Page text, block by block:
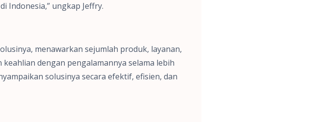
Indonesia,” ungkap Jeffry.
menawarkan sejumlah produk, layanan,
dengan pengalamannya selama lebih
solusinya secara efektif, efisien, dan